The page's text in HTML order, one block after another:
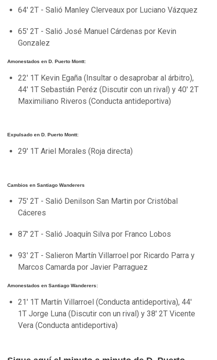
64' 2T - Salió Manley Clerveaux por Luciano Vázquez
65' 2T - Salió José Manuel Cárdenas por Kevin
Gonzalez
Amonestados en D. Puerto Montt:
22' 1T Kevin Egaña (Insultar o desaprobar al árbitro),
44' 1T Sebastián Peréz (Discutir con un rival) y 40' 2T
Maximiliano Riveros (Conducta antideportiva)
Expulsado en D. Puerto Montt:
29' 1T Ariel Morales (Roja directa)
Cambios en Santiago Wanderers
75' 2T - Salió Denilson San Martin por Cristóbal
Cáceres
87' 2T - Salió Joaquín Silva por Franco Lobos
93' 2T - Salieron Martín Villarroel por Ricardo Parra y
Marcos Camarda por Javier Parraguez
Amonestados en Santiago Wanderers:
21' 1T Martín Villarroel (Conducta antideportiva), 44'
1T Jorge Luna (Discutir con un rival) y 38' 2T Vicente
Vera (Conducta antideportiva)